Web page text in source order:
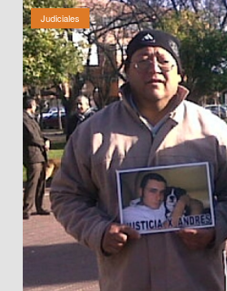
Judiciales